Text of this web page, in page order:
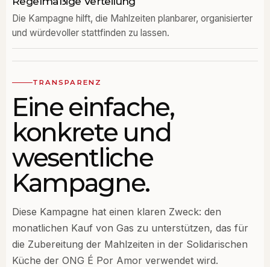
Die Kampagne hilft, die Mahlzeiten planbarer, organisierter
und würdevoller stattfinden zu lassen.
TRANSPARENZ
Eine einfache,
konkrete und
wesentliche
Kampagne.
Diese Kampagne hat einen klaren Zweck: den
monatlichen Kauf von Gas zu unterstützen, das für
die Zubereitung der Mahlzeiten in der Solidarischen
Küche der ONG É Por Amor verwendet wird.